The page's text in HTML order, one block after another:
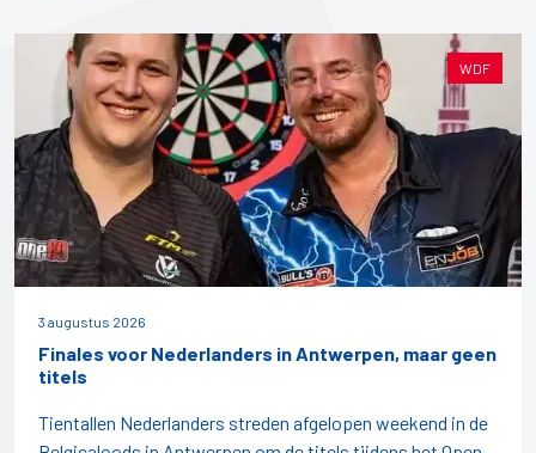
WDF
3 augustus 2026
Finales voor Nederlanders in Antwerpen, maar geen
titels
Tientallen Nederlanders streden afgelopen weekend in de